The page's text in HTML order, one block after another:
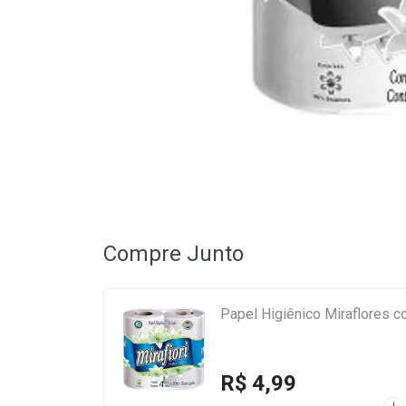
Compre Junto
Papel Higiênico Miraflores
R$ 4,99